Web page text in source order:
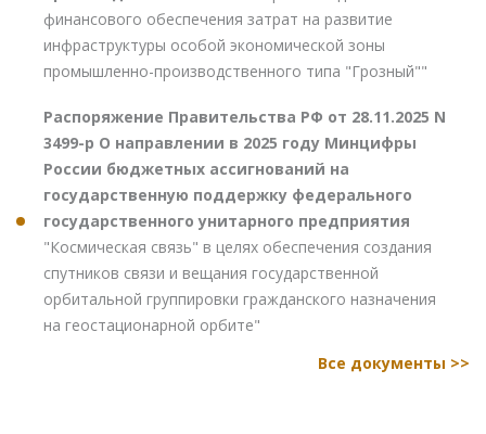
финансового обеспечения затрат на развитие
инфраструктуры особой экономической зоны
промышленно-производственного типа "Грозный""
Распоряжение Правительства РФ от 28.11.2025 N
3499-р О направлении в 2025 году Минцифры
России бюджетных ассигнований на
государственную поддержку федерального
государственного унитарного предприятия
"Космическая связь" в целях обеспечения создания
спутников связи и вещания государственной
орбитальной группировки гражданского назначения
на геостационарной орбите"
Все документы >>